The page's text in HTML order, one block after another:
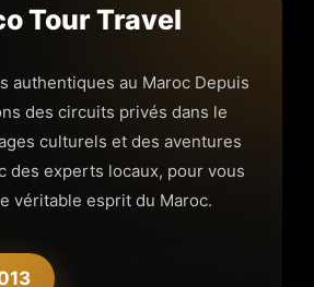
Tour Travel
authentiques au Maroc Depuis
des circuits privés dans le
culturels et des aventures
des experts locaux, pour vous
véritable esprit du Maroc.